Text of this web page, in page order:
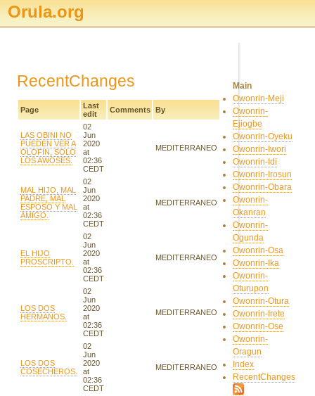
Orula.org
RecentChanges
Page
Last
edit
Comments By
LAS OBINI NO
PUEDEN VER A
OLOFIN, SOLO
LOS AWOSES.
02
Jun
2020
at
02:36
CEDT
MEDITERRANEO
MAL HIJO, MAL
PADRE, MAL
ESPOSO Y MAL
AMIGO.
02
Jun
2020
at
02:36
CEDT
MEDITERRANEO
EL HIJO
PROSCRIPTO.
02
Jun
2020
at
02:36
CEDT
MEDITERRANEO
LOS DOS
HERMANOS.
02
Jun
2020
at
02:36
CEDT
MEDITERRANEO
LOS DOS
COSECHEROS.
02
Jun
2020
at
02:36
CEDT
MEDITERRANEO
Main
Owonrin-Meji
Owonrin-
Ejiogbe
Owonrin-Oyeku
Owonrin-Iwori
Owonrin-Idi
Owonrin-Irosun
Owonrin-Obara
Owonrin-
Okanran
Owonrin-
Ogunda
Owonrin-Osa
Owonrin-Ika
Owonrin-
Oturupon
Owonrin-Otura
Owonrin-Irete
Owonrin-Ose
Owonrin-
Oragun
Index
RecentChanges